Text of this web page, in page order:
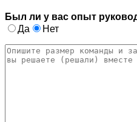
Был ли у вас опыт
Да
Нет